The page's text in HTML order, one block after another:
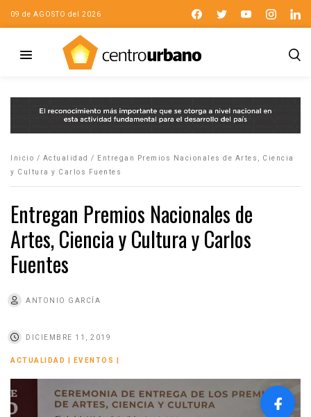
09 de AGOSTO del 2026
Inicio / Actualidad /
Entregan Premios Nacionales de Artes, Ciencia
y Cultura y Carlos Fuentes
Entregan Premios Nacionales de
Artes, Ciencia y Cultura y Carlos
Fuentes
ANTONIO GARCÍA
DICIEMBRE 11, 2019
ACTUALIDAD EVENTOS